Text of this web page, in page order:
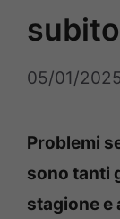
05/01/2025
Problemi
sono tanti
stagione e